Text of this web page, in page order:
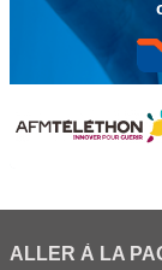
ALLER À LA